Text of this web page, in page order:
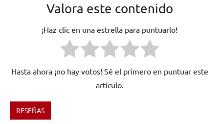
Valora este contenido
¡Haz clic en una estrella para puntuarlo!
Hasta ahora ¡no hay votos! Sé el primero en puntuar este
artículo.
Etiquetado
RESEÑAS